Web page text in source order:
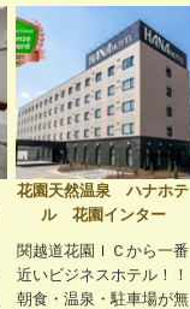
花園天然温泉 ハナホテ
ル 花園インター
関越道花園ＩＣから一番
近いビジネスホテル！！
朝食・温泉・駐車場が無